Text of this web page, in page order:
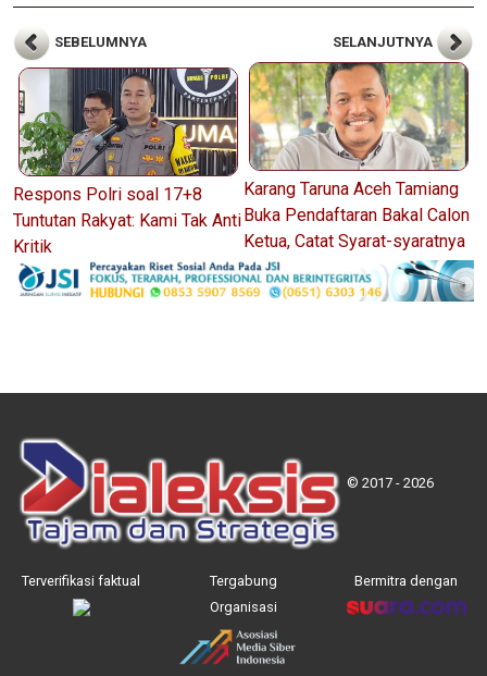
SEBELUMNYA
Respons Polri soal 17+8
Tuntutan Rakyat: Kami Tak Anti
Kritik
SELANJUTNYA
Karang Taruna Aceh Tamiang
Buka Pendaftaran Bakal Calon
Ketua, Catat Syarat-syaratnya
© 2017 - 2026
Terverifikasi faktual
Tergabung
Organisasi
Bermitra dengan